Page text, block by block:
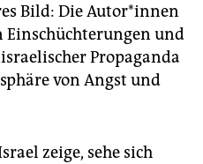
Bild: Die Au­to­r*in­nen
Einschüchterungen und
Propaganda
von Angst und
zeige, sehe sich